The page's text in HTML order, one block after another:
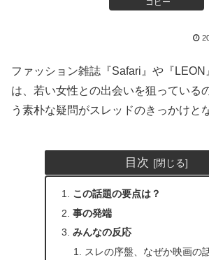
コピー
ファッション雑誌『Safari』や『
は、若い女性との出会いを狙っている
う素朴な疑問がスレッドのきっかけと
目次
この話題の要点は？
事の発端
みんなの反応
スレの序盤、なぜか映画の